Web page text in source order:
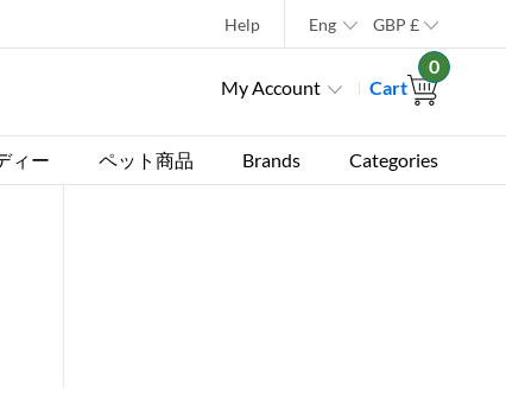
Help Eng GBP £
My Account Cart
0
ィー ペット商品 Brands Categories